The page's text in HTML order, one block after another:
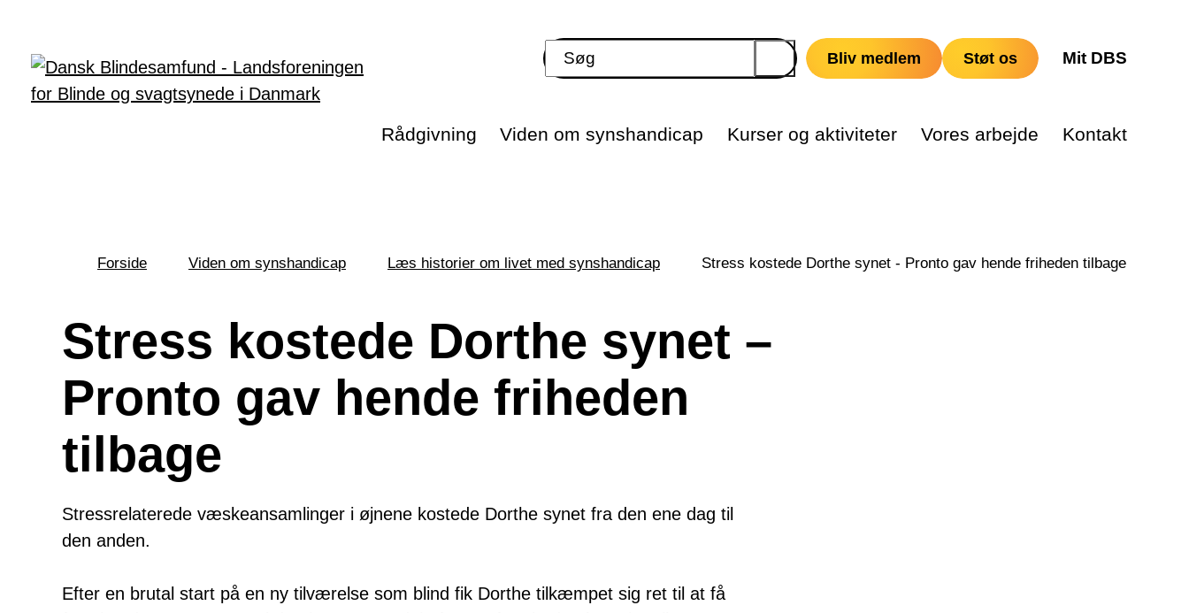
Bliv medlem Støt os Mit DBS
Rådgivning Viden om synshandicap Kurser og aktiviteter Vores arbejde Kontakt
her:
Forside Viden om synshandicap Læs historier om livet med synshandicap Stress kostede Dorthe synet - Pronto gav hende friheden tilbage
Stress kostede Dorthe synet –
Pronto gav hende friheden
tilbage
Stressrelaterede væskeansamlinger i øjnene kostede Dorthe synet fra den ene dag til
den anden.
Efter en brutal start på en ny tilværelse som blind fik Dorthe tilkæmpet sig ret til at få